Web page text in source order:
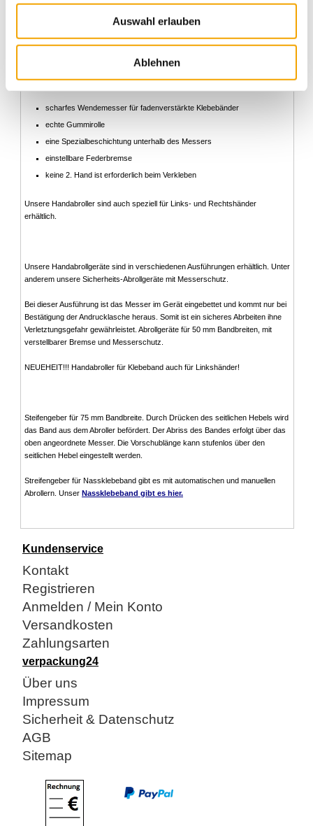
Auswahl erlauben
Ablehnen
Klebebandabroller, Handabroller,
UnsereAbrollgerätehaben folgende Vorteile:
scharfes Wendemesser für fadenverstärkte Klebebänder
echte Gummirolle
eine Spezialbeschichtung unterhalb des Messers
einstellbare Federbremse
keine 2. Hand ist erforderlich beim Verkleben
Unsere Handabroller sind auch speziell für Links- und Rechtshänder
erhältlich.
Unsere Handabrollgeräte sind in verschiedenen Ausführungen erhältlich. Unter
anderem unsere Sicherheits-Abrollgeräte mit Messerschutz.
Bei dieser Ausführung ist das Messer im Gerät eingebettet und kommt nur bei
Bestätigung der Andrucklasche heraus. Somit ist ein sicheres Abrbeiten ihne
Verletztungsgefahr gewährleistet. Abrollgeräte für 50 mm Bandbreiten, mit
verstellbarer Bremse und Messerschutz.
NEUEHEIT!!! Handabroller für Klebeband auch für Linkshänder!
Steifengeber für 75 mm Bandbreite. Durch Drücken des seitlichen Hebels wird
das Band aus dem Abroller befördert. Der Abriss des Bandes erfolgt über das
oben angeordnete Messer. Die Vorschublänge kann stufenlos über den
seitlichen Hebel eingestellt werden.
Streifengeber für Nassklebeband gibt es mit automatischen und manuellen
Abrollern. Unser Nassklebeband gibt es hier.
Kundenservice
Kontakt
Registrieren
Anmelden / Mein Konto
Versandkosten
Zahlungsarten
verpackung24
Über uns
Impressum
Sicherheit & Datenschutz
AGB
Sitemap